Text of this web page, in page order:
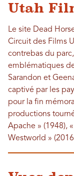
Utah
Le site Dead
Circuit des Films
contrebas du
emblématiques
Sarandon et
captivé par les
pour la fin
productions
Apache » (1948),
Westworld »